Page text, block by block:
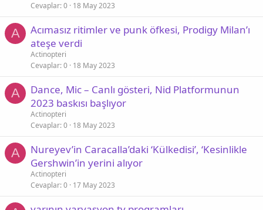
Cevaplar 0 18 May 2023
A
Acımasız ritimler ve punk öfkesi, Prodigy Milan’ı
ateşe verdi
Actinopteri
Cevaplar 0 18 May 2023
A
Dance, Mic – Canlı gösteri, Nid Platformunun
2023 baskısı başlıyor
Actinopteri
Cevaplar 0 18 May 2023
A
Nureyev’in Caracalla’daki ‘Külkedisi’, ‘Kesinlikle
Gershwin’in yerini alıyor
Actinopteri
Cevaplar 0 17 May 2023